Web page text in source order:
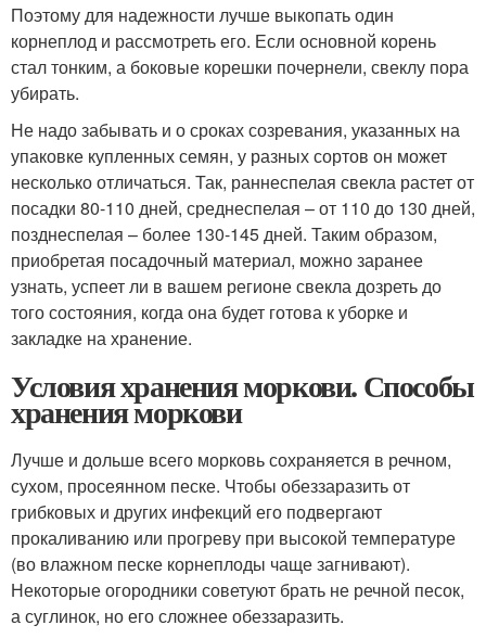
Поэтому для надежности лучше выкопать один
корнеплод и рассмотреть его. Если основной корень
стал тонким, а боковые корешки почернели, свеклу пора
убирать.
Не надо забывать и о сроках созревания, указанных на
упаковке купленных семян, у разных сортов он может
несколько отличаться. Так, раннеспелая свекла растет от
посадки 80-110 дней, среднеспелая – от 110 до 130 дней,
позднеспелая – более 130-145 дней. Таким образом,
приобретая посадочный материал, можно заранее
узнать, успеет ли в вашем регионе свекла дозреть до
того состояния, когда она будет готова к уборке и
закладке на хранение.
Условия хранения моркови. Способы
хранения моркови
Лучше и дольше всего морковь сохраняется в речном,
сухом, просеянном песке. Чтобы обеззаразить от
грибковых и других инфекций его подвергают
прокаливанию или прогреву при высокой температуре
(во влажном песке корнеплоды чаще загнивают).
Некоторые огородники советуют брать не речной песок,
а суглинок, но его сложнее обеззаразить.